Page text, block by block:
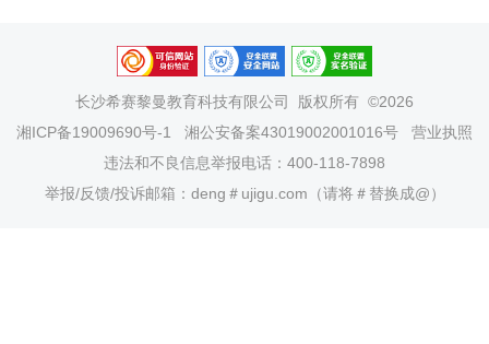
长沙希赛黎曼教育科技有限公司
版权所有 ©2026
湘ICP备19009690号-1
湘公安备案43019002001016号
营业执照
违法和不良信息举报电话：400-118-7898
举报/反馈/投诉邮箱：deng＃ujigu.com（请将＃替换成@）